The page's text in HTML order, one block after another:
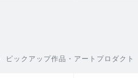
ピックアップ作品・アートプロダクト